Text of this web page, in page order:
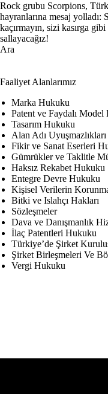
Rock grubu Scorpions, Türk
hayranlarına mesaj yolladı:
kaçırmayın, sizi kasırga gibi
sallayacağız!
Ara
Faaliyet Alanlarımız
Marka Hukuku
Patent ve Faydalı Model
Tasarım Hukuku
Alan Adı Uyuşmazlıkları
Fikir ve Sanat Eserleri
Gümrükler ve Taklitle
Haksız Rekabet Hukuku
Entegre Devre Hukuku
Kişisel Verilerin
Bitki ve Islahçı Hakları
Sözleşmeler
Dava ve Danışmanlık
İlaç Patentleri Hukuku
Türkiye’de Şirket
Şirket Birleşmeleri Ve
Vergi Hukuku